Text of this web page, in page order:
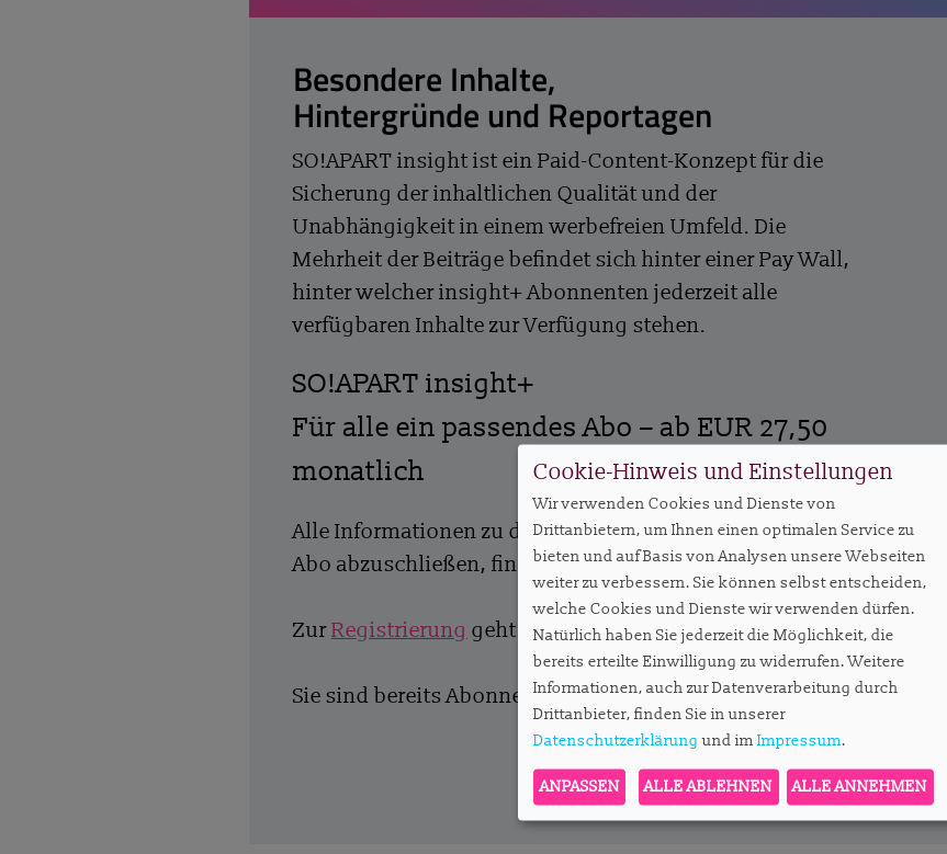
Besondere Inhalte,
Hintergründe und Reportagen
SO!APART insight ist ein Paid-Content-Konzept für die
Sicherung der inhaltlichen Qualität und der
Unabhängigkeit in einem werbefreien Umfeld. Die
Mehrheit der Beiträge befindet sich hinter einer Pay Wall,
hinter welcher insight+ Abonnenten jederzeit alle
verfügbaren Inhalte zur Verfügung stehen.
SO!APART insight+
Für alle ein passendes Abo – ab EUR 27,50
monatlich
Alle Informationen zu den Abos und die Möglichkeit, ein
Abo abzuschließen, finden Siehier.
ZurRegistrierung geht es hier entlang.
Sie sind bereits Abonnent?Hier anmelden.
Cookie-Hinweis und Einstellungen
Wir verwenden Cookies und Dienste von
Drittanbietern, um Ihnen einen optimalen Service zu
bieten und auf Basis von Analysen unsere Webseiten
weiter zu verbessern. Sie können selbst entscheiden,
welche Cookies und Dienste wir verwenden dürfen.
Natürlich haben Sie jederzeit die Möglichkeit, die
bereits erteilte Einwilligung zu widerrufen. Weitere
Informationen, auch zur Datenverarbeitung durch
Drittanbieter, finden Sie in unserer
Datenschutzerklärung und im Impressum.
ANPASSEN ALLE ABLEHNEN ALLE ANNEHMEN